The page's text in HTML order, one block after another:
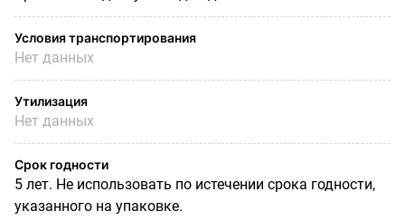
Условия транспортирования
Нет данных
Утилизация
Нет данных
Срок годности
5 лет. Не использовать по истечении срока годности,
указанного на упаковке.